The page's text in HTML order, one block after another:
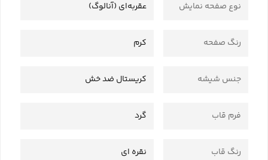
نوع صفحه نمایش عقربه‌ای (آنالوگ)
رنگ صفحه کرم
جنس شیشه کریستال ضد خش
فرم قاب گرد
رنگ قاب نقره ای